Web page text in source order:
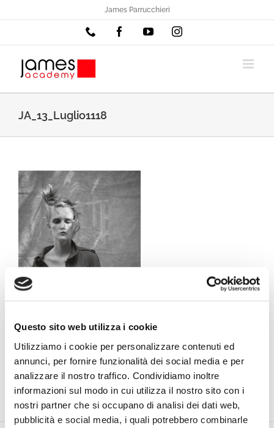
Questo sito web utilizza i cookie
Utilizziamo i cookie per personalizzare contenuti ed
annunci, per fornire funzionalità dei social media e per
analizzare il nostro traffico. Condividiamo inoltre
informazioni sul modo in cui utilizza il nostro sito con i
nostri partner che si occupano di analisi dei dati web,
pubblicità e social media, i quali potrebbero combinarle
al
James Parrucchieri
Phone FacebookYouTubeInstagram
JA_13_Luglio1118